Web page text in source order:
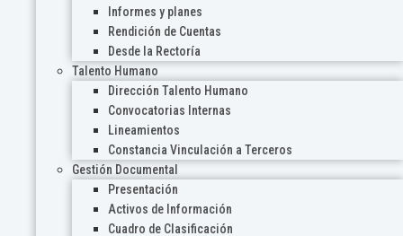
Informes y planes
Rendición de Cuentas
Desde la Rectoría
Talento Humano
Dirección Talento Humano
Convocatorias Internas
Lineamientos
Constancia Vinculación a Terceros
Gestión Documental
Presentación
Activos de Información
Cuadro de Clasificación